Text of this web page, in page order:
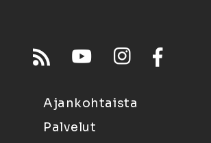
Ajankohtaista
Palvelut